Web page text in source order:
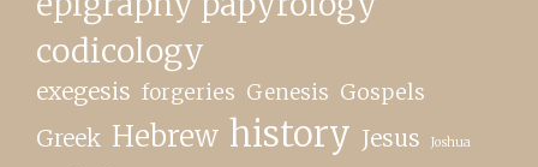
codicology
exegesis forgeries Genesis Gospels
Greek Hebrew history Jesus Joshua